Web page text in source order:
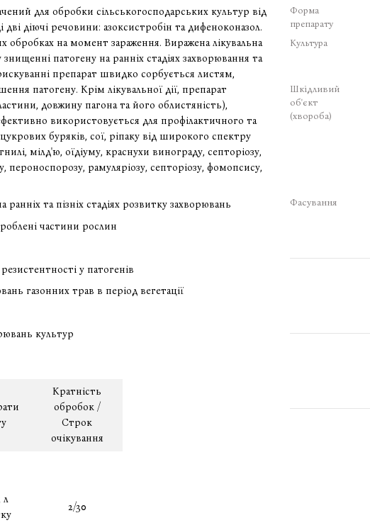
Форма
препарату
Культура
Шкідливий
об'єкт
(хвороба)
Фасування
для обробки сільськогосподарських культур від
діючі речовини: азоксистробін та дифеноконазол.
на момент зараження. Виражена лікувальна
патогену на ранніх стадіях захворювання та
препарат швидко сорбується листям,
патогену. Крім лікувальної дії, препарат
довжину пагона та його облистяність),
використовується для профілактичного та
буряків, сої, ріпаку від широкого спектру
мілд'ю, оїдіуму, краснухи винограду, септоріозу,
пероноспорозу, рамуляріозу, септоріозу, фомопсису,
та пізніх стадіях розвитку захворювань
частини рослин
у патогенів
газонних трав в період вегетації
культур
Кратність
обробок /
Строк
очікування
л
2/30